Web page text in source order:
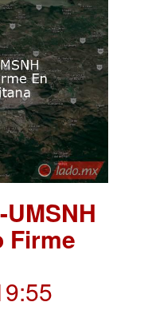
Firme